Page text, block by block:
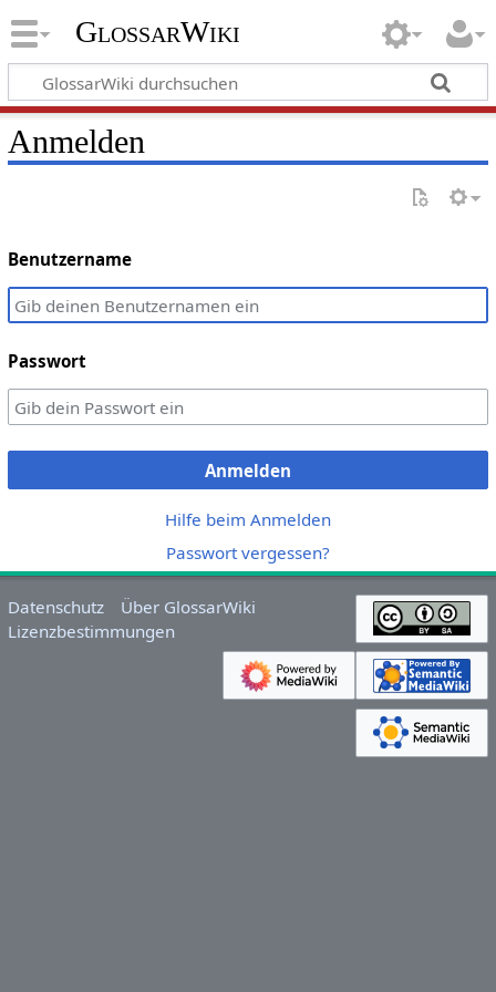
GlossarWiki
Anmelden
Benutzername
Passwort
Anmelden
Hilfe beim Anmelden
Passwort vergessen?
Datenschutz
Über GlossarWiki
Lizenzbestimmungen